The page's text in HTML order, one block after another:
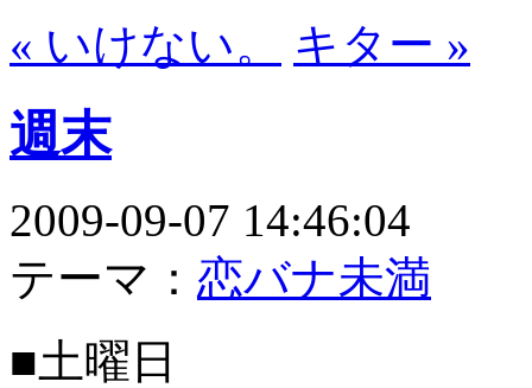
« いけない。
キター »
週末
2009-09-07 14:46:04
テーマ： 恋バナ未満
■土曜日